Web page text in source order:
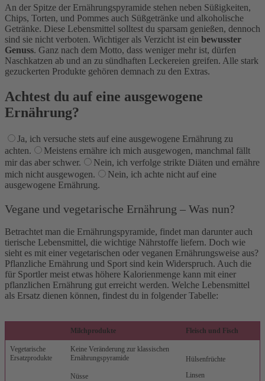
An der Spitze der Ernährungspyramide stehen neben Süßigkeiten,
Chips, Torten, und Pommes auch Süßgetränke und alkoholische
Getränke. Diese Lebensmittel solltest du sparsam genießen, dennoch
sind sie nicht verboten. Wichtiger als Verzicht ist ein bewusster
Genuss. Ganz nach dem Motto, dass weniger mehr ist, dürfen
Naschkatzen ab und an zu sündhaften Leckereien greifen. Alle stark
gezuckerten Produkte gehören demnach zu den Extras.
Achtest du auf eine ausgewogene
Ernährung?
Ja, ich versuche stets auf eine ausgewogene Ernährung zu
achten.
Meistens ernähre ich mich ausgewogen, manchmal fällt
mir das aber schwer.
Nein, ich verfolge strikte Diäten und ernähre
mich nicht ausgewogen.
Nein, ich achte nicht auf eine
ausgewogene Ernährung.
Vegane und vegetarische Ernährung – Was nun?
Betrachtet man die Ernährungspyramide, findet man darunter auch
tierische Lebensmittel, die wichtige Nährstoffe liefern. Doch wie
sieht es mit einer vegetarischen oder veganen Ernährungsweise aus?
Pflanzliche Ernährung und Sport sind kein Widerspruch. Auch die
für Sportler meist etwas höhere Kalorienmenge kann mit einer
pflanzlichen Ernährung gut erreicht werden. Welche Lebensmittel
als Ersatz dienen können, findest du in folgender Tabelle:
Milchprodukte Fleisch und Fisch
Vegetarische
Ersatzprodukte
Keine Veränderung zur klassischen
Ernährungspyramide
Hülsenfrüchte
Linsen
Nüsse